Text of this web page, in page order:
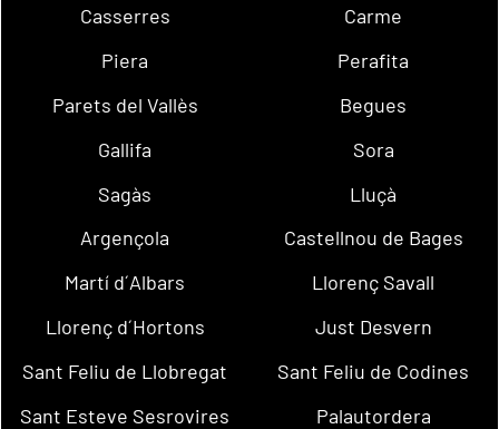
Casserres
Carme
Piera
Perafita
Parets del Vallès
Begues
Gallifa
Sora
Sagàs
Lluçà
Argençola
Castellnou de Bages
Martí d´Albars
Llorenç Savall
Llorenç d´Hortons
Just Desvern
Sant Feliu de Llobregat
Sant Feliu de Codines
Sant Esteve Sesrovires
Palautordera